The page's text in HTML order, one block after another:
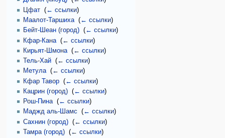
Цфат‎ (← ссылки)
Маалот-Таршиха‎ (← ссылки)
Бейт-Шеан (город)‎ (← ссылки)
Кфар-Кана‎ (← ссылки)
Кирьят-Шмона‎ (← ссылки)
Тель-Хай‎ (← ссылки)
Метула‎ (← ссылки)
Кфар Тавор‎ (← ссылки)
Кацрин (город)‎ (← ссылки)
Рош-Пина‎ (← ссылки)
Маджд аль-Шамс
(← ссылки)
Сахнин (город)‎ (← ссылки)
Тамра (город)‎ (← ссылки)